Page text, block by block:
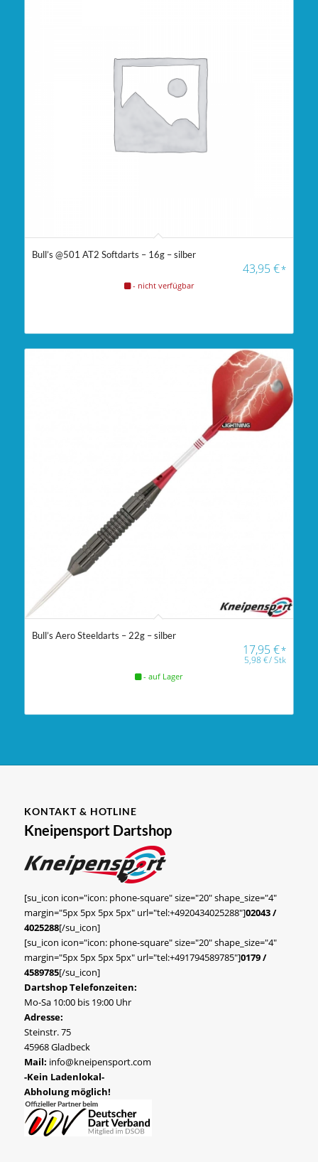
Bull’s @501 AT2 Softdarts – 16g – silber
43,95€*
- nicht verfügbar
Bull’s Aero Steeldarts – 22g – silber
17,95€*
5,98€/Stk
- auf Lager
KONTAKT & HOTLINE
Kneipensport Dartshop
[su_icon icon="icon: phone-square" size="20" shape_size="4"
margin="5px 5px 5px 5px" url="tel:+4920434025288"]02043 /
4025288[/su_icon]
[su_icon icon="icon: phone-square" size="20" shape_size="4"
margin="5px 5px 5px 5px" url="tel:+491794589785"]0179 /
4589785[/su_icon]
Dartshop Telefonzeiten:
Mo-Sa 10:00 bis 19:00 Uhr
Adresse:
Steinstr. 75
45968 Gladbeck
Mail: info@kneipensport.com
-Kein Ladenlokal-
Abholung möglich!